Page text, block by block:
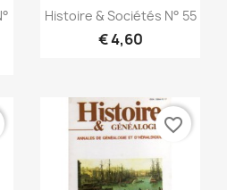
Snel bekijken
Histoire & Sociétés N° 55
€ 4,60
favorite_border